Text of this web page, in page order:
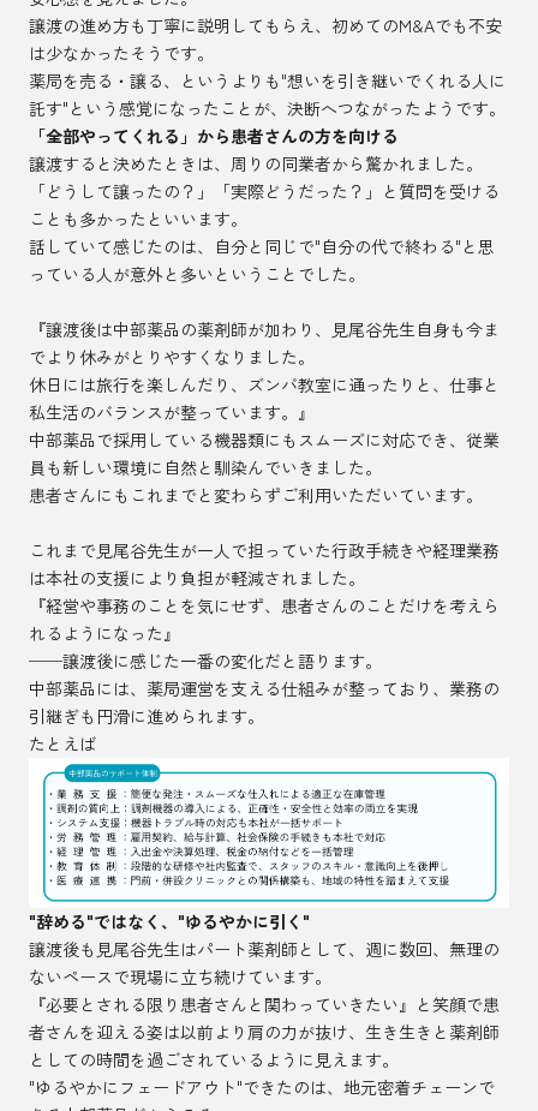
譲渡の進め方も丁寧に説明してもらえ、初めてのM&Aでも不安
は少なかったそうです。
薬局を売る・譲る、というよりも"想いを引き継いでくれる人に
託す"という感覚になったことが、決断へつながったようです。
「全部やってくれる」から患者さんの方を向ける
譲渡すると決めたときは、周りの同業者から驚かれました。
「どうして譲ったの？」「実際どうだった？」と質問を受ける
ことも多かったといいます。
話していて感じたのは、自分と同じで"自分の代で終わる"と思
っている人が意外と多いということでした。
『譲渡後は中部薬品の薬剤師が加わり、見尾谷先生自身も今ま
でより休みがとりやすくなりました。
休日には旅行を楽しんだり、ズンバ教室に通ったりと、仕事と
私生活のバランスが整っています。』
中部薬品で採用している機器類にもスムーズに対応でき、従業
員も新しい環境に自然と馴染んでいきました。
患者さんにもこれまでと変わらずご利用いただいています。
これまで見尾谷先生が一人で担っていた行政手続きや経理業務
は本社の支援により負担が軽減されました。
『経営や事務のことを気にせず、患者さんのことだけを考えら
れるようになった』
──譲渡後に感じた一番の変化だと語ります。
中部薬品には、薬局運営を支える仕組みが整っており、業務の
引継ぎも円滑に進められます。
たとえば
"辞める"ではなく、"ゆるやかに引く"
譲渡後も見尾谷先生はパート薬剤師として、週に数回、無理の
ないペースで現場に立ち続けています。
『必要とされる限り患者さんと関わっていきたい』と笑顔で患
者さんを迎える姿は以前より肩の力が抜け、生き生きと薬剤師
としての時間を過ごされているように見えます。
"ゆるやかにフェードアウト"できたのは、地元密着チェーンで